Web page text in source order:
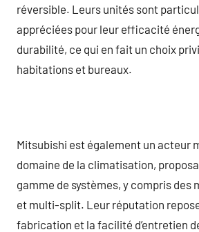
réversible. Leurs unités sont
appréciées pour leur efficacité
durabilité, ce qui en fait un choix
habitations et bureaux.
Mitsubishi est également un acteur
domaine de la climatisation,
gamme de systèmes, y compris des
et multi-split. Leur réputation
fabrication et la facilité d’entretien